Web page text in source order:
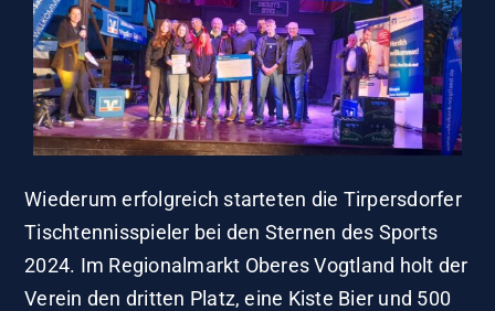
Wiederum erfolgreich starteten die Tirpersdorfer
Tischtennisspieler bei den Sternen des Sports
2024. Im Regionalmarkt Oberes Vogtland holt der
Verein den dritten Platz, eine Kiste Bier und 500